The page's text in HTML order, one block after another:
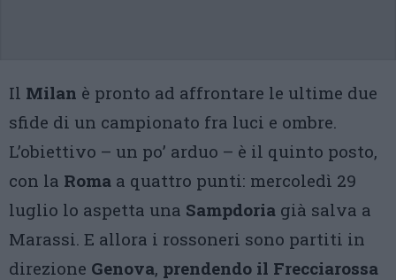
Il Milan è pronto ad affrontare le ultime due
sfide di un campionato fra luci e ombre.
L’obiettivo – un po’ arduo – è il quinto posto,
con la Roma a quattro punti: mercoledì 29
luglio lo aspetta una Sampdoria già salva a
Marassi. E allora i rossoneri sono partiti in
direzione Genova, prendendo il Frecciarossa